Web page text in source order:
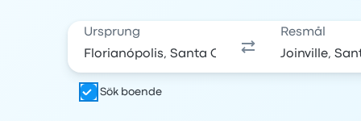
Ursprung Resmål
Sök boende